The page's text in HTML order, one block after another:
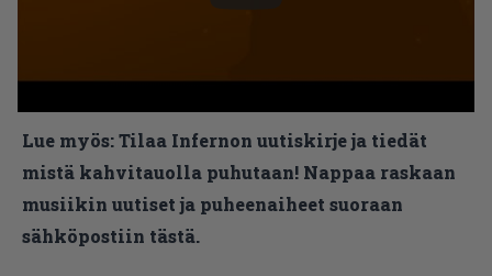
Lue myös:Tilaa Infernon uutiskirje ja tiedät
mistä kahvitauolla puhutaan! Nappaa raskaan
musiikin uutiset ja puheenaiheet suoraan
sähköpostiin tästä.